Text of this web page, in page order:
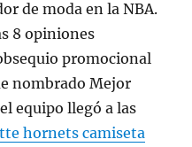
de moda en la NBA.
8 opiniones
promocional
nombrado Mejor
equipo llegó a las
hornets camiseta